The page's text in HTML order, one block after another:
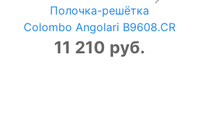
Полочка-решётка
Colombo Angolari B9608.CR
11 210 руб.